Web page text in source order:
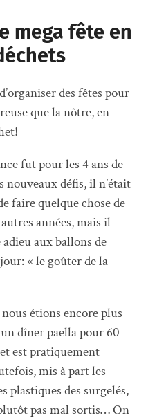
mega fête en
des fêtes pour
que la nôtre, en
fut pour les 4 ans de
nouveaux défis, il n’était
faire quelque chose de
années, mais il
aux ballons de
« le goûter de la
étions encore plus
dîner paella pour 60
est pratiquement
mis à part les
plastiques des surgelés,
pas mal sortis… On